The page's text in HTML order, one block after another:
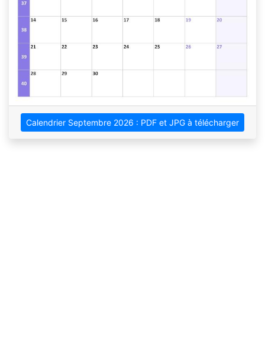
Calendrier Septembre 2026 : PDF et JPG à télécharger